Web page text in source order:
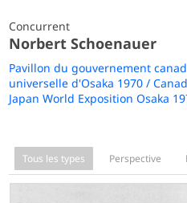
Concurrent
Norbert Schoenauer
Pavillon du gouvernement
universelle d'Osaka 1970 /
Japan World Exposition Osaka
Tous les types Perspective